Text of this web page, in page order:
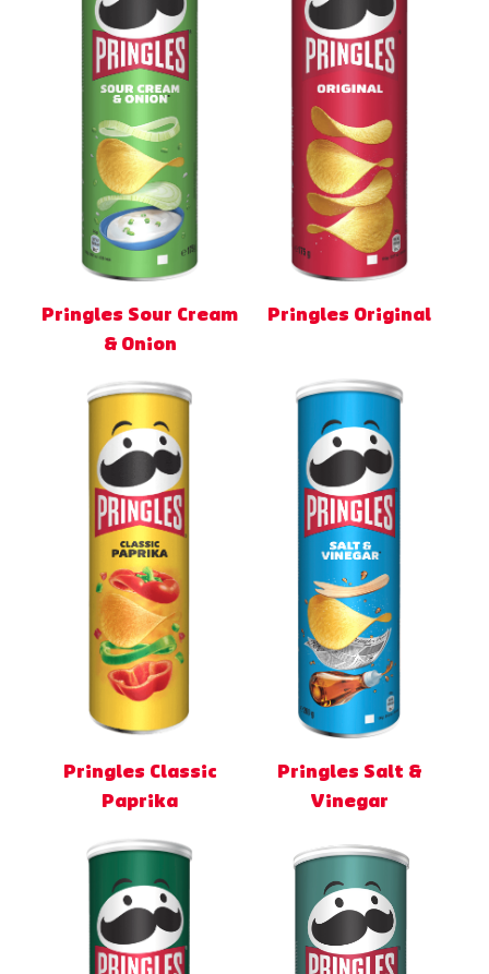
Pringles Sour Cream
& Onion
Pringles Original
Pringles Classic
Paprika
Pringles Salt &
Vinegar